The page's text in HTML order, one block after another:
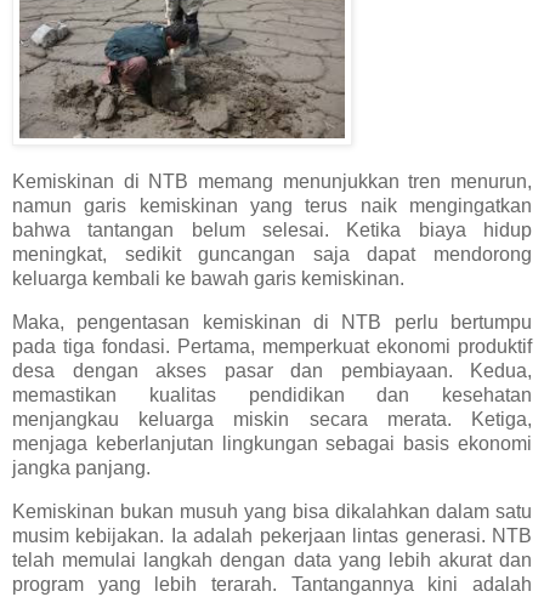
Kemiskinan di NTB memang menunjukkan tren menurun,
namun garis kemiskinan yang terus naik mengingatkan
bahwa tantangan belum selesai. Ketika biaya hidup
meningkat, sedikit guncangan saja dapat mendorong
keluarga kembali ke bawah garis kemiskinan.
Maka, pengentasan kemiskinan di NTB perlu bertumpu
pada tiga fondasi. Pertama, memperkuat ekonomi produktif
desa dengan akses pasar dan pembiayaan. Kedua,
memastikan kualitas pendidikan dan kesehatan
menjangkau keluarga miskin secara merata. Ketiga,
menjaga keberlanjutan lingkungan sebagai basis ekonomi
jangka panjang.
Kemiskinan bukan musuh yang bisa dikalahkan dalam satu
musim kebijakan. Ia adalah pekerjaan lintas generasi. NTB
telah memulai langkah dengan data yang lebih akurat dan
program yang lebih terarah. Tantangannya kini adalah